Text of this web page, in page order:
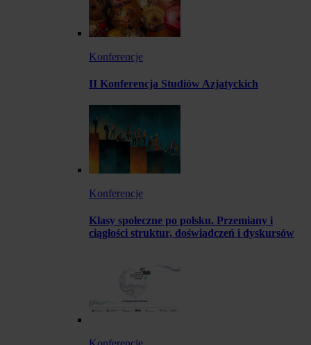
Konferencje
II Konferencja Studiów Azjatyckich
Konferencje
Klasy społeczne po polsku. Przemiany i
ciągłości struktur, doświadczeń i dyskursów